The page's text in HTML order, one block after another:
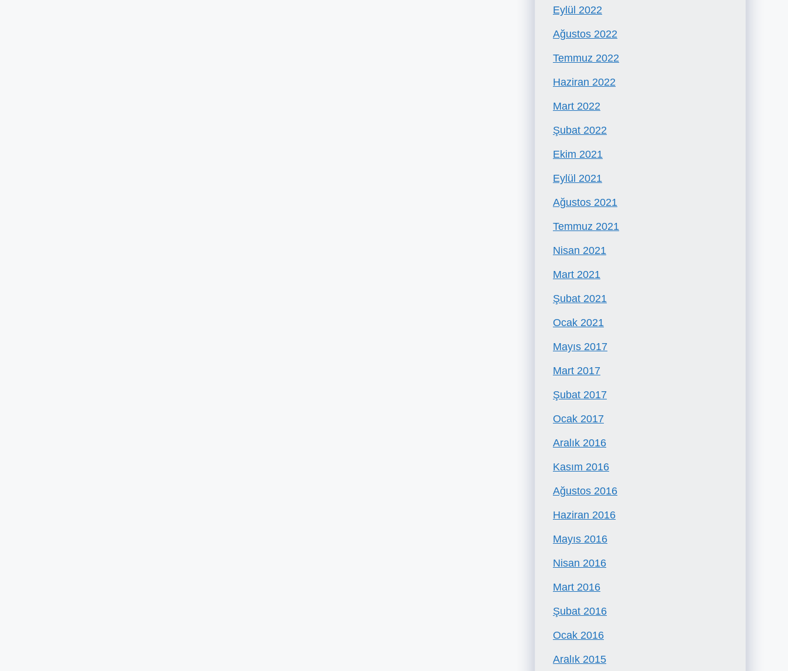
Eylül 2022
Ağustos 2022
Temmuz 2022
Haziran 2022
Mart 2022
Şubat 2022
Ekim 2021
Eylül 2021
Ağustos 2021
Temmuz 2021
Nisan 2021
Mart 2021
Şubat 2021
Ocak 2021
Mayıs 2017
Mart 2017
Şubat 2017
Ocak 2017
Aralık 2016
Kasım 2016
Ağustos 2016
Haziran 2016
Mayıs 2016
Nisan 2016
Mart 2016
Şubat 2016
Ocak 2016
Aralık 2015